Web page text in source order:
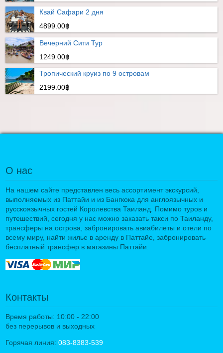
Квай Сафари 2 дня
4899.00฿
Вечерний Сити Тур
1249.00฿
Тропический круиз по 9 островам
2199.00฿
О нас
На нашем сайте представлен весь ассортимент экскурсий,
выполняемых из Паттайи и из Бангкока для англоязычных и
русскоязычных гостей Королевства Таиланд. Помимо туров и
путешествий, сегодня у нас можно заказать такси по Таиланду,
трансферы на острова, забронировать авиабилеты и отели по
всему миру, найти жилье в аренду в Паттайе, забронировать
бесплатный трансфер в магазины Паттайи.
Контакты
Время работы: 10:00 - 22:00
без перерывов и выходных
Горячая линия: 083-8383-539